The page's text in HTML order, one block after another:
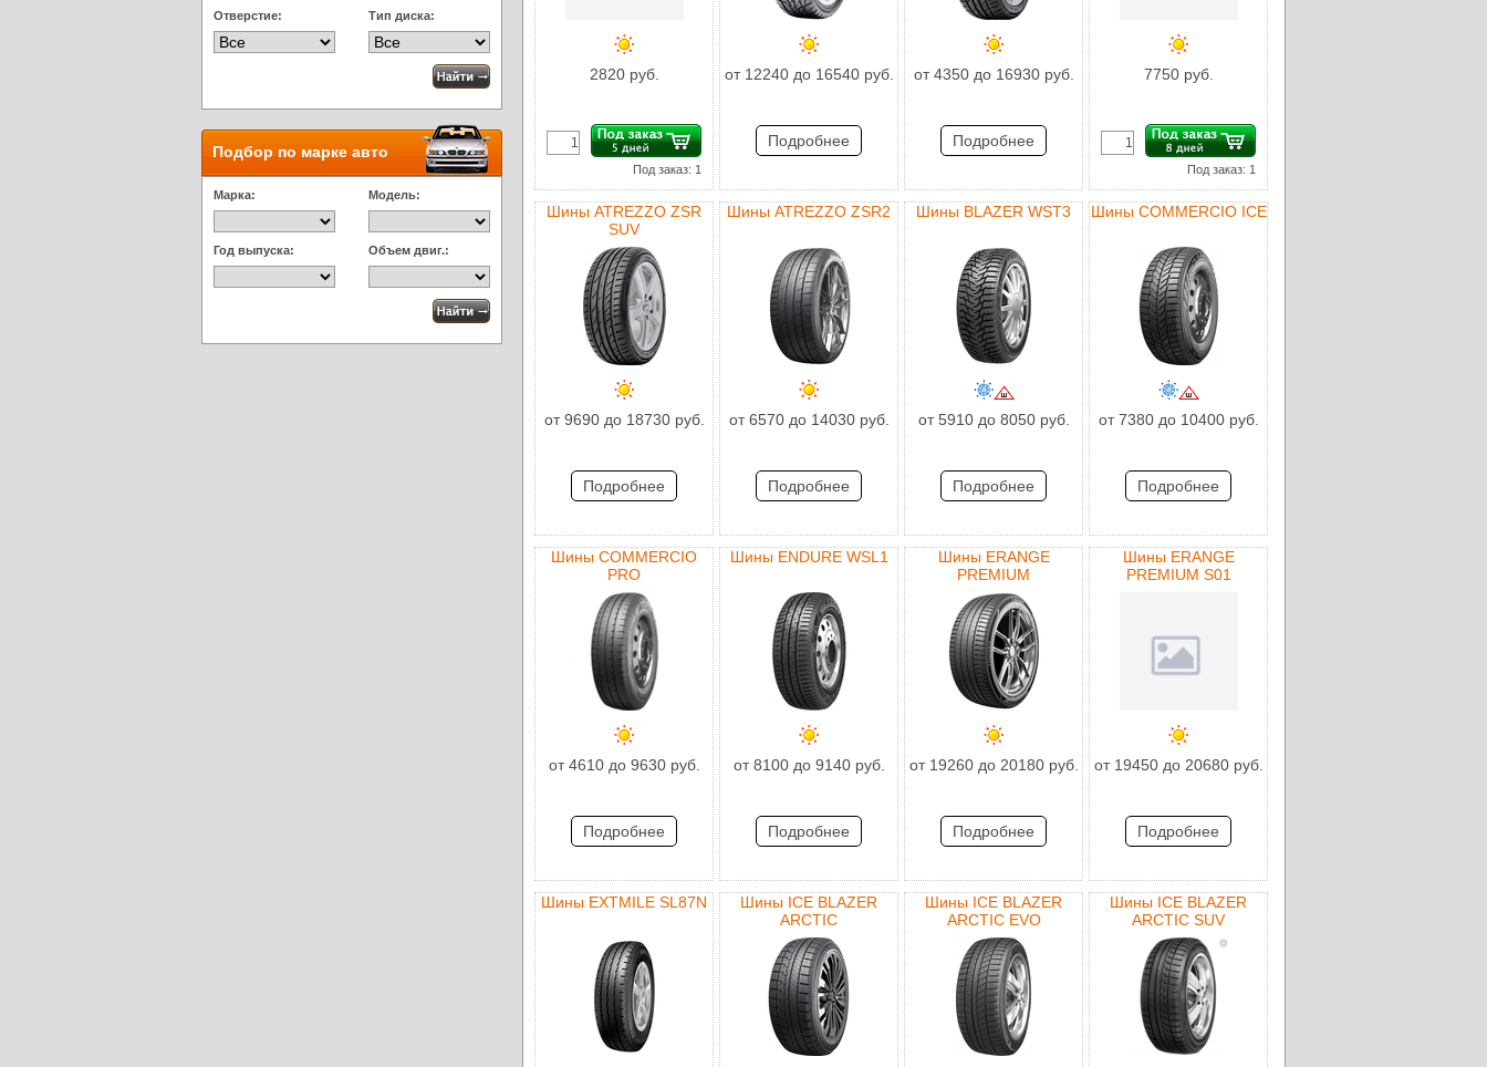
Отверстие: Тип диска:
Подбор по марке авто
Марка: Модель:
Год выпуска: Объем двиг.:
2820 руб.
Под заказ: 1
от 12240 до 16540 руб.
Подробнее
от 4350 до 16930 руб.
Подробнее
7750 руб.
Под заказ: 1
Шины ATREZZO ZSR
SUV
от 9690 до 18730 руб.
Подробнее
Шины ATREZZO ZSR2
от 6570 до 14030 руб.
Подробнее
Шины BLAZER WST3
от 5910 до 8050 руб.
Подробнее
Шины COMMERCIO ICE
от 7380 до 10400 руб.
Подробнее
Шины COMMERCIO
PRO
от 4610 до 9630 руб.
Подробнее
Шины ENDURE WSL1
от 8100 до 9140 руб.
Подробнее
Шины ERANGE
PREMIUM
от 19260 до 20180 руб.
Подробнее
Шины ERANGE
PREMIUM S01
от 19450 до 20680 руб.
Подробнее
Шины EXTMILE SL87N
Шины ICE BLAZER
ARCTIC
Шины ICE BLAZER
ARCTIC EVO
Шины ICE BLAZER
ARCTIC SUV